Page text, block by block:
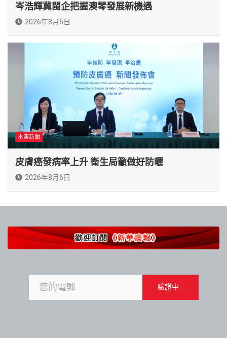
岑浩輝冀閩企把握澳琴發展新機遇
2026年8月6日
本澳新聞
皮膚癌發病率上升 衛生局籲做好防曬
2026年8月6日